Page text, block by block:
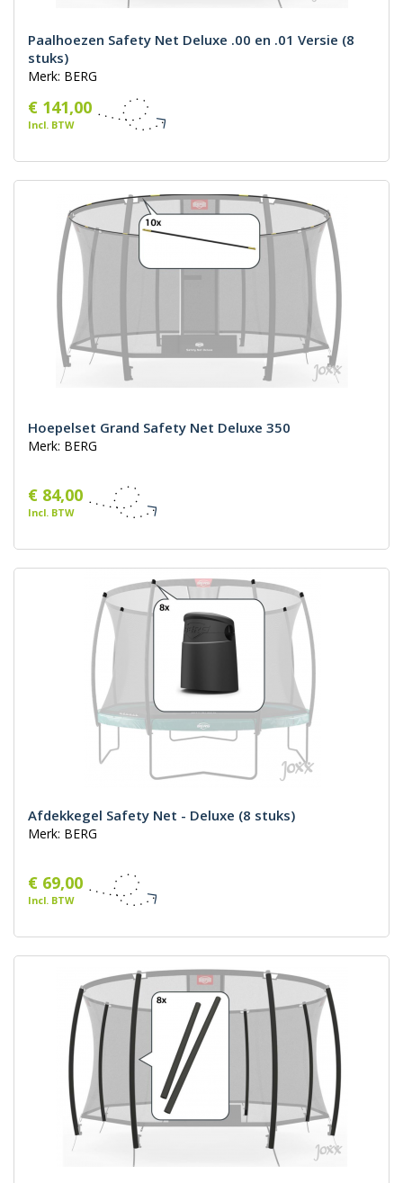
Paalhoezen Safety Net Deluxe .00 en .01 Versie (8
stuks)
Merk: BERG
€ 141,00
Incl. BTW
Hoepelset Grand Safety Net Deluxe 350
Merk: BERG
€ 84,00
Incl. BTW
Afdekkegel Safety Net - Deluxe (8 stuks)
Merk: BERG
€ 69,00
Incl. BTW